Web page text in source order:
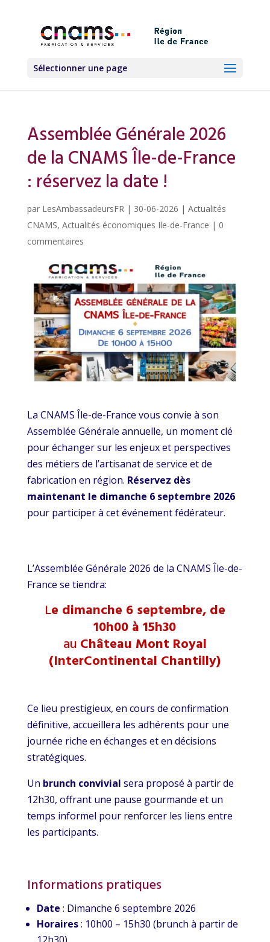
Sélectionner une page
Assemblée Générale 2026
de la CNAMS Île-de-France
: réservez la date !
par LesAmbassadeursFR| 30-06-2026 | Actualités
CNAMS, Actualités économiques Ile-de-France | 0
commentaires
La CNAMS Île-de-France vous convie à son
Assemblée Générale annuelle, un moment clé
pour échanger sur les enjeux et perspectives
des métiers de l’artisanat de service et de
fabrication en région. Réservez dès
maintenant le dimanche 6 septembre 2026
pour participer à cet événement fédérateur.
L’Assemblée Générale 2026 de la CNAMS Île-de-
France se tiendra:
Le dimanche 6 septembre, de
10h00 à 15h30
au Château Mont Royal
(InterContinental Chantilly)
Ce lieu prestigieux, en cours de confirmation
définitive, accueillera les adhérents pour une
journée riche en échanges et en décisions
stratégiques.
Un brunch convivial sera proposé à partir de
12h30, offrant une pause gourmande et un
temps informel pour renforcer les liens entre
les participants.
Informations pratiques
Date : Dimanche 6 septembre 2026
Horaires: 10h00 – 15h30 (brunch à partir de
12h30)